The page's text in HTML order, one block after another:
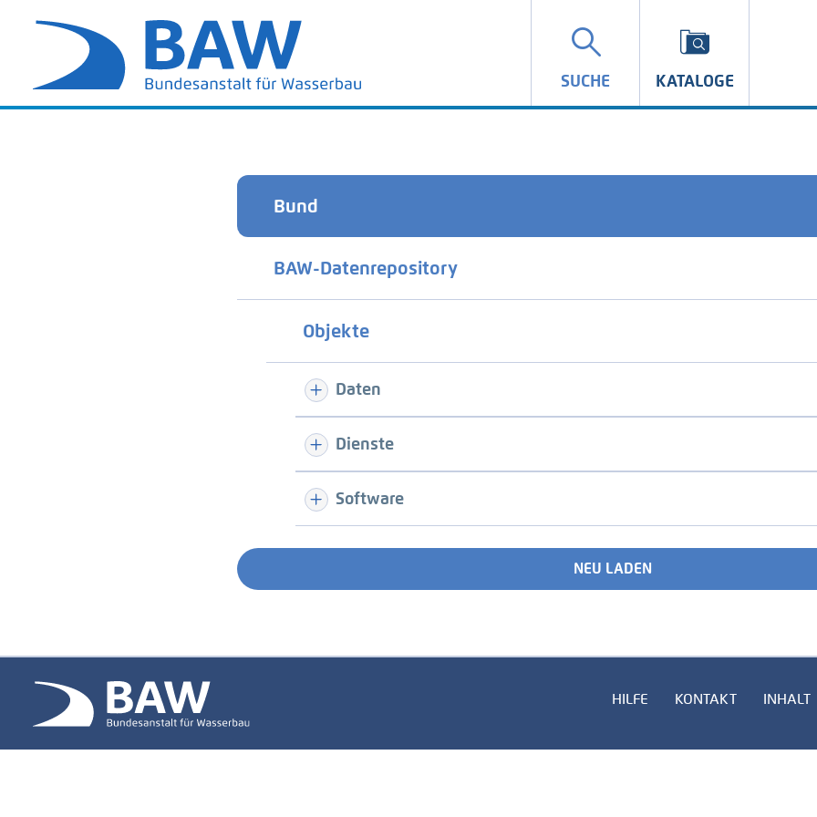
SUCHE KATALOGE
Bund
BAW-Datenrepository
Objekte
Daten
Dienste
Software
NEU LADEN
HILFE KONTAKT INHALT